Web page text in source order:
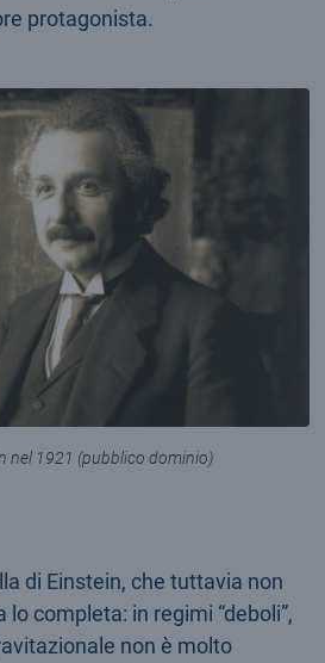
protagonista.
nel 1921 (pubblico dominio)
di Einstein, che tuttavia non
completa: in regimi “deboli”,
non è molto